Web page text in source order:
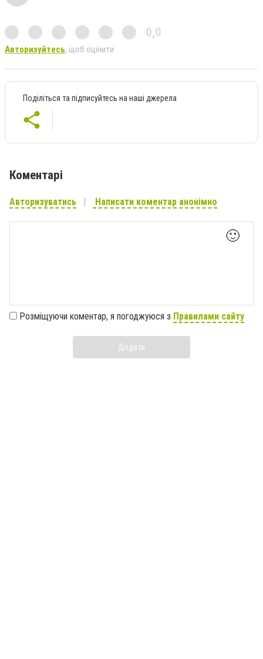
0,0
Авторизуйтесь, щоб оцінити
Поділіться та підписуйтесь на наші джерела
Коментарі
Авторизуватись Написати коментар анонімно
🙂
Розміщуючи коментар, я погоджуюся з Правилами сайту
Додати